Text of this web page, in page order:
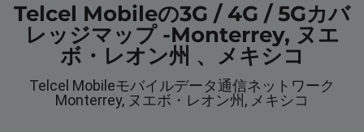
Telcel Mobileの3G / 4G / 5Gカバ
レッジマップ -Monterrey, ヌエ
ボ・レオン州 、メキシコ
Telcel Mobileモバイルデータ通信ネットワーク
Monterrey, ヌエボ・レオン州, メキシコ